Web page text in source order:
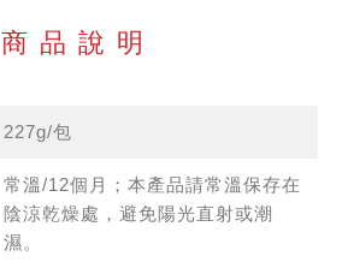
商品說明
227g/包
常溫/12個月；本產品請常溫保存在
陰涼乾燥處，避免陽光直射或潮
濕。